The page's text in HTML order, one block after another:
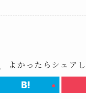
よかったらシェアし